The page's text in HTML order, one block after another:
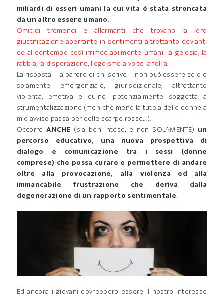
miliardi di esseri umani la cui vita è stata stroncata
da un altro essere umano.
Omicidi tremendi e allarmanti che trovano la loro
giustificazione aberrante in sentimenti altrettanto devianti
ed al contempo così irrimediabilmente umani: la gelosia, la
rabbia, la disperazione, l’egoismo a volte la follia.
La risposta – a parere di chi scrive – non può essere solo e
solamente emergenziale, giurisdizionale, altrettanto
violenta, emotiva e quindi potenzialmente soggetta a
strumentalizzazione (men che meno la tutela delle donne a
mio avviso passa per delle scarpe rosse…).
OccorreANCHE (sia ben inteso, e non SOLAMENTE) un
percorso educativo, una nuova prospettiva di
dialogo e comunicazione tra i sessi (donne
comprese) che possa curare e permettere di andare
oltre alla provocazione, alla violenza ed alla
immancabile frustrazione che deriva dalla
degenerazione di un rapporto sentimentale.